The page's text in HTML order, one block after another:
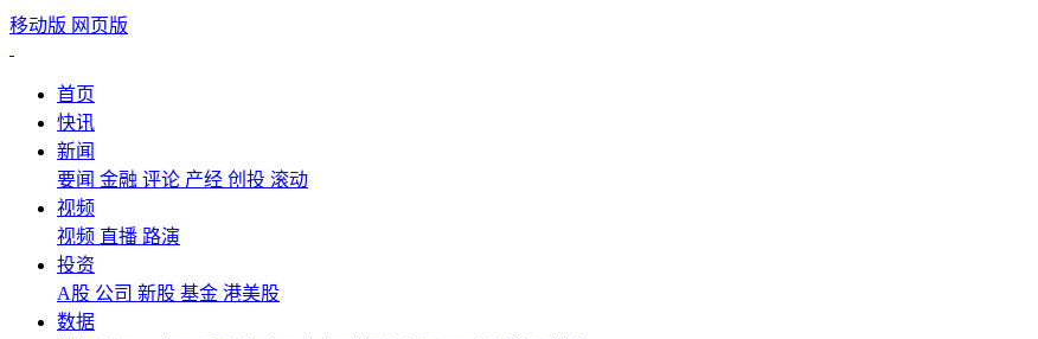
移动版 网页版
首页
快讯
新闻
要闻 金融 评论 产经 创投 滚动
视频
视频 直播 路演
投资
A股 公司 新股 基金 港美股
数据